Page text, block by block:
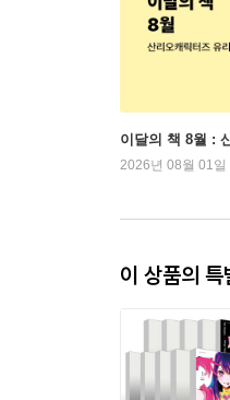
이달의 책 8월 :
2026년 08월 01일
이 상품의 특